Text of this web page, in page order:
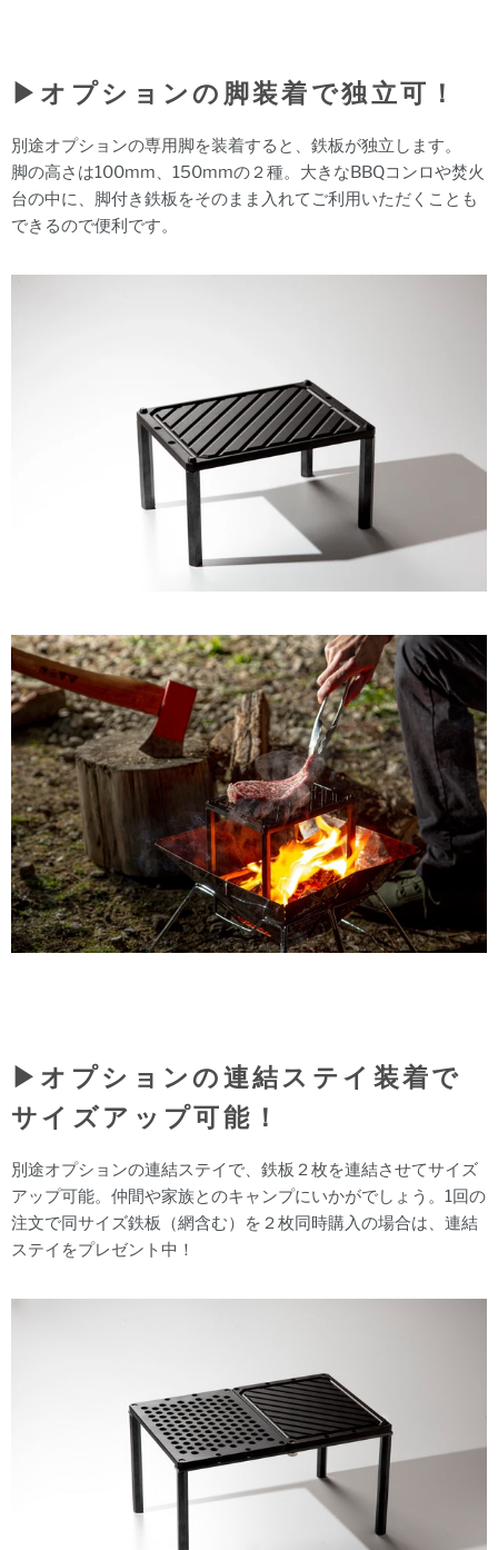
▶︎オプションの脚装着で独立可！
別途オプションの専用脚を装着すると、鉄板が独立します。
脚の高さは100mm、150mmの２種。大きなBBQコンロや焚火
台の中に、脚付き鉄板をそのまま入れてご利用いただくことも
できるので便利です。
▶︎ オプションの連結ステイ装着で
サイズアップ可能！
別途オプションの連結ステイで、鉄板２枚を連結させてサイズ
アップ可能。仲間や家族とのキャンプにいかがでしょう。 1回の
注文で同サイズ鉄板（網含む）を２枚同時購入の場合は、連結
ステイをプレゼント中！